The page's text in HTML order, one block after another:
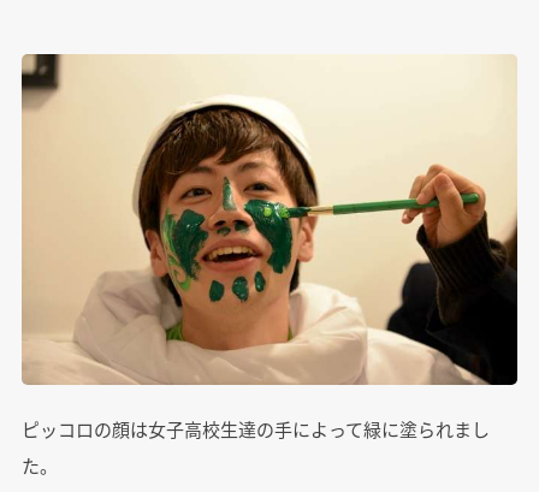
ピッコロの顔は女子高校生達の手によって緑に塗られまし
た。